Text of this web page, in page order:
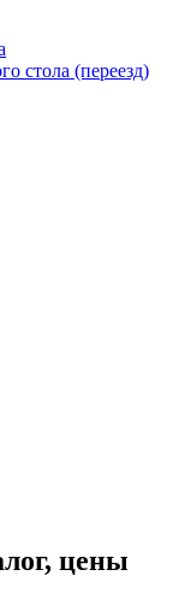
стола (переезд)
цены